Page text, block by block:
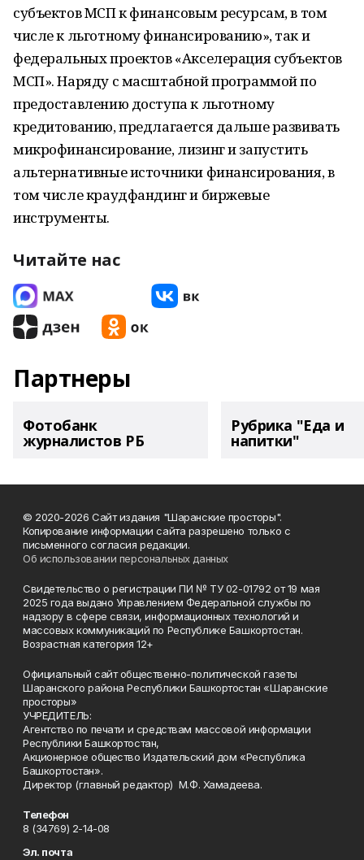
субъектов МСП к финансовым ресурсам, в том
числе к льготному финансированию», так и
федеральных проектов «Акселерация субъектов
МСП». Наряду с масштабной программой по
предоставлению доступа к льготному
кредитованию, предлагается дальше развивать
микрофинансирование, лизинг и запустить
альтернативные источники финансирования, в
том числе краудфандинг и биржевые
инструменты.
Читайте нас
Партнеры
Фотобанк
журналистов РБ
Рубрика "Еда и
напитки"
© 2020-2026 Сайт издания "Шаранские просторы".
Копирование информации сайта разрешено только с
письменного согласия редакции.
Об использовании персональных данных
Свидетельство о регистрации ПИ № ТУ 02-01792 от 19 мая
2025 года выдано Управлением Федеральной службы по
надзору в сфере связи, информационных технологий и
массовых коммуникаций по Республике Башкортостан.
Возрастная категория 12+
Официальный сайт общественно-политической газеты
Шаранского района Республики Башкортостан «Шаранские
просторы»
УЧРЕДИТЕЛЬ:
Агентство по печати и средствам массовой информации
Республики Башкортостан,
Акционерное общество Издательский дом «Республика
Башкортостан».
Директор (главный редактор) М.Ф. Хамадеева.
Телефон
8 (34769) 2-14-08
Эл. почта